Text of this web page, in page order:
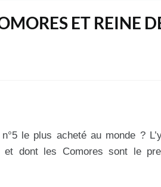
ET REINE
le plus acheté au monde ?
dont les Comores sont le